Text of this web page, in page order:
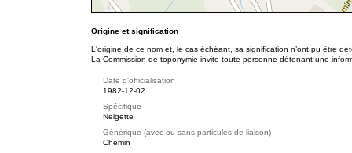
Origine et signification
L'origine de ce nom et, le cas échéant, sa signification n’ont pu être
La Commission de toponymie invite toute personne détenant une
Date d'officialisation
1982-12-02
Spécifique
Neigette
Générique (avec ou sans particules de liaison)
Chemin